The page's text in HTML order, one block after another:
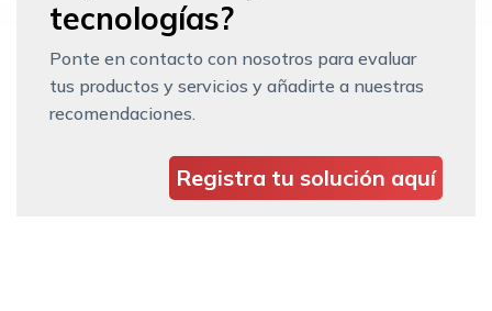
tecnologías?
Ponte en contacto con nosotros para evaluar
tus productos y servicios y añadirte a nuestras
recomendaciones.
Registra tu solución aquí